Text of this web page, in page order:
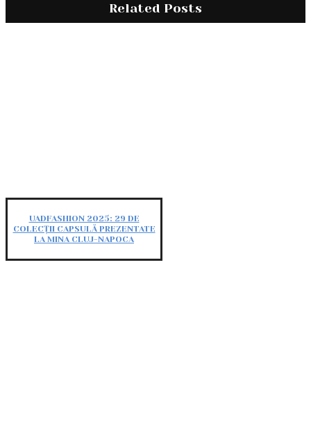
Related Posts
UADFASHION 2025: 29 DE
COLECȚII CAPSULĂ PREZENTATE
LA MINA CLUJ-NAPOCA